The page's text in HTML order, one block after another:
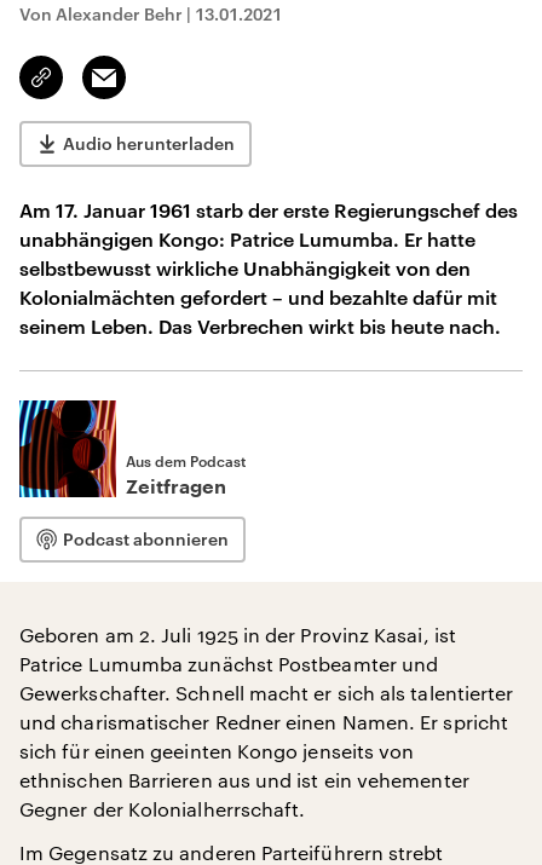
Von Alexander Behr | 13.01.2021
Link
kopieren/teilen
Email
Audio herunterladen
Am 17. Januar 1961 starb der erste Regierungschef des
unabhängigen Kongo: Patrice Lumumba. Er hatte
selbstbewusst wirkliche Unabhängigkeit von den
Kolonialmächten gefordert – und bezahlte dafür mit
seinem Leben. Das Verbrechen wirkt bis heute nach.
Aus dem Podcast
Zeitfragen
Podcast abonnieren
Geboren am 2. Juli 1925 in der Provinz Kasai, ist
Patrice Lumumba zunächst Postbeamter und
Gewerkschafter. Schnell macht er sich als talentierter
und charismatischer Redner einen Namen. Er spricht
sich für einen geeinten Kongo jenseits von
ethnischen Barrieren aus und ist ein vehementer
Gegner der Kolonialherrschaft.
Im Gegensatz zu anderen Parteiführern strebt